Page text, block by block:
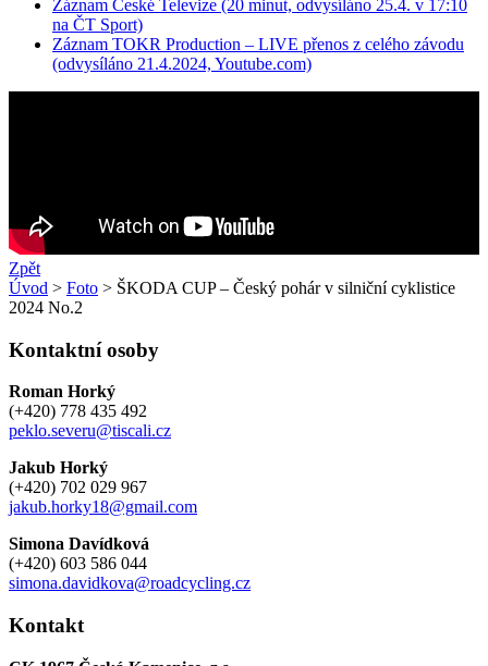
Záznam České Televize (20 minut, odvysíláno 25.4. v 17:10
na ČT Sport)
Záznam TOKR Production – LIVE přenos z celého závodu
(odvysíláno 21.4.2024, Youtube.com)
Zpět
Úvod > Foto > ŠKODA CUP – Český pohár v silniční cyklistice
2024 No.2
Kontaktní osoby
Roman Horký
(+420) 778 435 492
peklo.severu@tiscali.cz
Jakub Horký
(+420) 702 029 967
jakub.horky18@gmail.com
Simona Davídková
(+420) 603 586 044
simona.davidkova@roadcycling.cz
Kontakt